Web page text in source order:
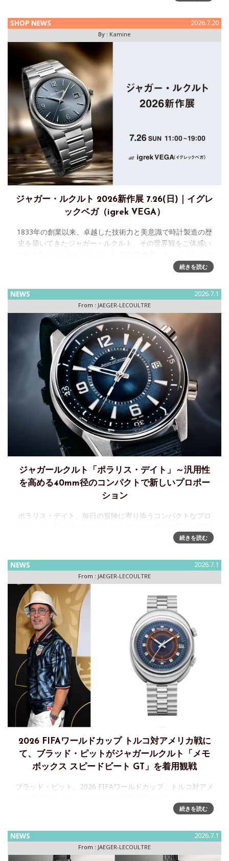
SHOP NEWS 2026.7.20
By : Kamine
ジャガー・ルクルト 2026新作展 7.26(日)｜イグレ
ックベガ（igrek VEGA）
1833年の創業以来、卓越した技術力と美意識で時計製造の歴
史を築いてきたジャガー・ルクルト。その世界観をご体感い
ベガ（igrek VEGA）にて開催いたします。 会場では、話
続きを読む
NEWS 2026.7.1
From : JAEGER-LECOULTRE
ジャガールクルト「ポラリス・デイト」～汎用性
を高める40mm径のコンパクトで新しいプロポー
ション
ポラリス・デイト、毎日の冒険に寄り添うコンパクトなプロ
させたジャガー・ルクルトは、ポラリス・デイトをコンパク
化、厚み12.9
続きを読む
NEWS 2026.7.1
From : JAEGER-LECOULTRE
2026 FIFAワールドカップ トルコ対アメリカ戦に
て、ブラッド・ピットがジャガールクルト「メモ
ボックス スピードビート GT」を着用観戦
ブラッド・ピット、2026 FIFAワールドカップ、トルコ対アメ
が、2026 FIFAワールドカップのトルコ対アメリカ戦を観戦
続きを読む
NEWS 2026.7.1
From : JAEGER-LECOULTRE